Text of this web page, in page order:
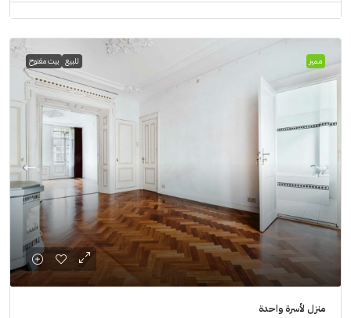
مميز للبيع بيت مفتوح
منزل لأسرة واحدة